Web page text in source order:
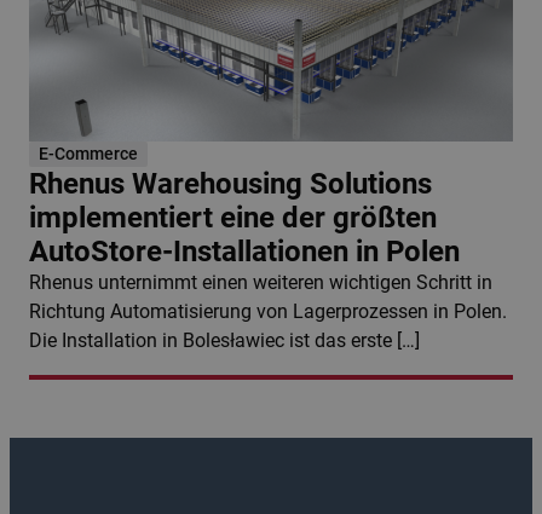
E-Commerce
Rhenus Warehousing Solutions
implementiert eine der größten
AutoStore-Installationen in Polen
Rhenus unternimmt einen weiteren wichtigen Schritt in
Richtung Automatisierung von Lagerprozessen in Polen.
Die Installation in Bolesławiec ist das erste […]